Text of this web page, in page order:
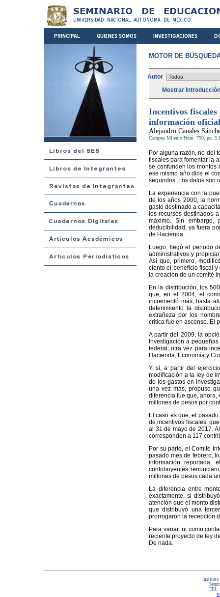
MOTOR DE
Autor
Mostrar
Incentivos
información
Alejandro Canales
Campus Milenio Núm. 750, pp. 5
Por alguna razón, no del
fiscales para fomentar la
se confunden los montos
ese mismo año dice el
segundos. Los datos son
La experiencia con la
de los años 2000, la
gasto destinado a
los recursos destinados
máximo. Sin embargo,
deducibilidad, ya fuera
de Hacienda.
Luego, llegó el periodo
administrativos y
Así que, primero,
ciento el beneficio fiscal
la creación de un comité
En la distribución, los
que, en el 2004, el
incrementó más, hasta
detenimiento la
extrañeza por los
crítica fue en ascenso. El
A partir del 2009, la
Investigación a
federal, otra vez para
Hacienda, Economía y
Y sí, a partir del
modificación a la ley de
de los gastos en
una vez más, propuso
diferencia fue que, ahora,
millones de pesos por
El caso es que, el
de incentivos fiscales,
al 31 de mayo de 2017.
corresponden a 117
Por su parte, el Comité
pasado mes de febrero,
información reportada,
contribuyentes
millones de pesos cada
La diferencia entre
exactamente, si
atención que el monto
que distribuyó una
prorrogaron la recepción
Para variar, ni como
reciente proyecto de ley
De nada.
Instituto
TEL: